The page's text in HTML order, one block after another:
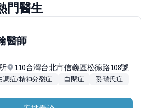
門醫生
醫師
110台灣台北市信義區松德路108號
調症/精神分裂症 自閉症
妥瑞氏症